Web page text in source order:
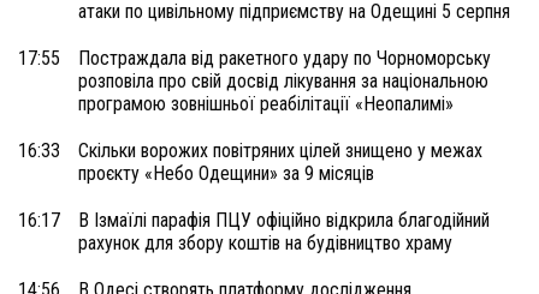
атаки по цивільному підприємству на Одещині 5 серпня
17:55
Постраждала від ракетного удару по Чорноморську
розповіла про свій досвід лікування за національною
програмою зовнішньої реабілітації «Неопалимі»
16:33
Скільки ворожих повітряних цілей знищено у межах
проєкту «Небо Одещини» за 9 місяців
16:17
В Ізмаїлі парафія ПЦУ офіційно відкрила благодійний
рахунок для збору коштів на будівництво храму